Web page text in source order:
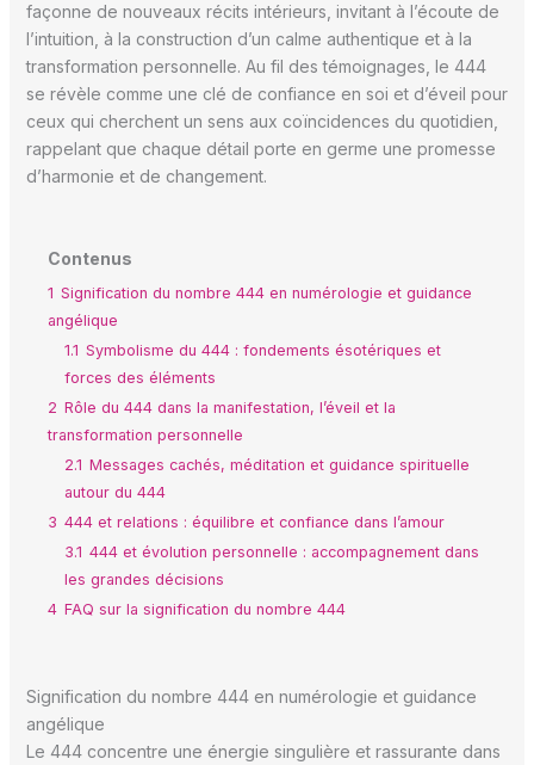
façonne de nouveaux récits intérieurs, invitant à l’écoute de
l’intuition, à la construction d’un calme authentique et à la
transformation personnelle. Au fil des témoignages, le 444
se révèle comme une clé de confiance en soi et d’éveil pour
ceux qui cherchent un sens aux coïncidences du quotidien,
rappelant que chaque détail porte en germe une promesse
d’harmonie et de changement.
Contenus
1 Signification du nombre 444 en numérologie et guidance
angélique
1.1 Symbolisme du 444 : fondements ésotériques et
forces des éléments
2 Rôle du 444 dans la manifestation, l’éveil et la
transformation personnelle
2.1 Messages cachés, méditation et guidance spirituelle
autour du 444
3 444 et relations : équilibre et confiance dans l’amour
3.1 444 et évolution personnelle : accompagnement dans
les grandes décisions
4 FAQ sur la signification du nombre 444
Signification du nombre 444 en numérologie et guidance
angélique
Le 444 concentre une énergie singulière et rassurante dans